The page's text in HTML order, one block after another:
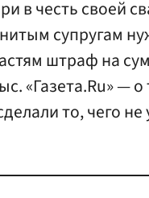
в честь своей
супругам
штраф на
«Газета.Ru» —
то, чего не